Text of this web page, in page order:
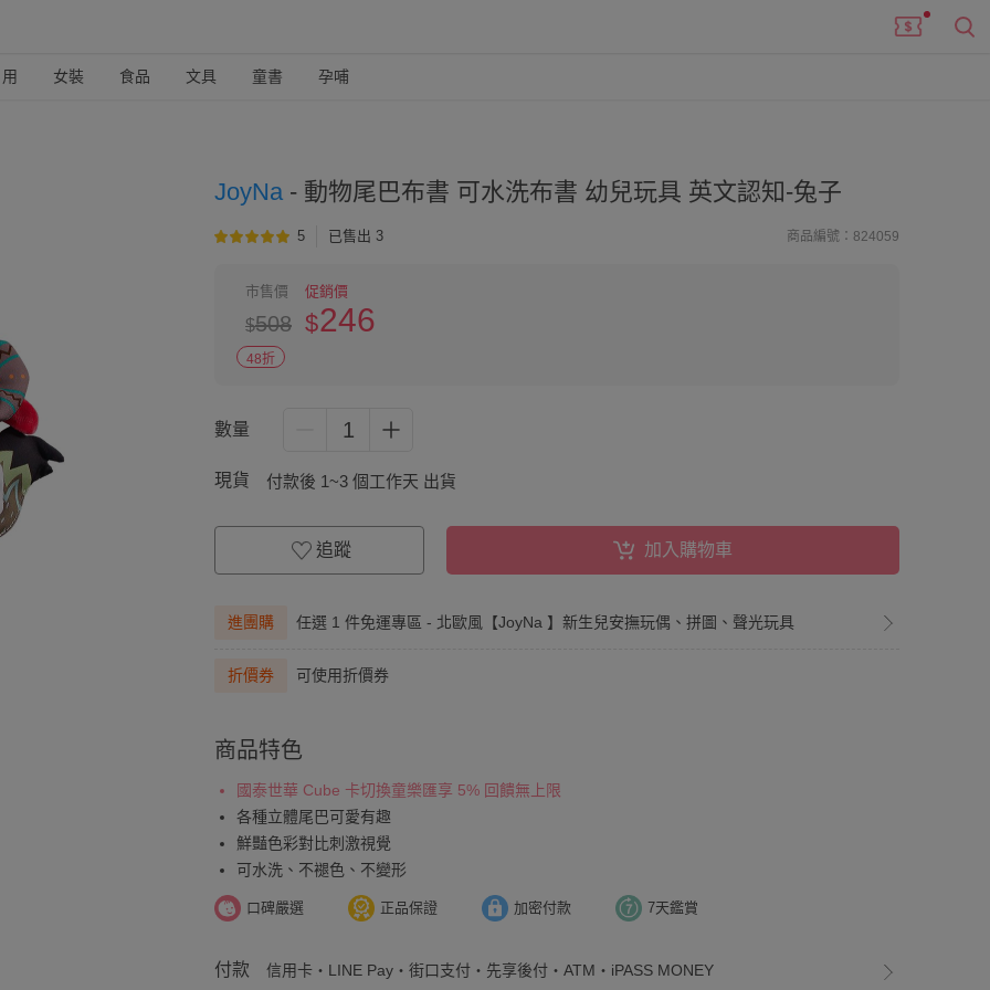
女裝 食品 文具 童書 孕哺
JoyNa - 動物尾巴布書 可水洗布書 幼兒玩具 英文認知-兔子
5 已售出 3 商品編號：824059
市售價
$508
促銷價
$246
48折
數量 1
現貨 付款後 1~3 個工作天 出貨
追蹤 加入購物車
進團購 任選 1 件免運專區 - 北歐風【JoyNa 】新生兒安撫玩偶、拼圖、聲光玩具
折價券 可使用折價券
商品特色
國泰世華 Cube 卡切換童樂匯享 5% 回饋無上限
各種立體尾巴可愛有趣
鮮豔色彩對比刺激視覺
可水洗、不褪色、不變形
口碑嚴選 正品保證 加密付款 7天鑑賞
付款 信用卡・LINE Pay・街口支付・先享後付・ATM・iPASS MONEY